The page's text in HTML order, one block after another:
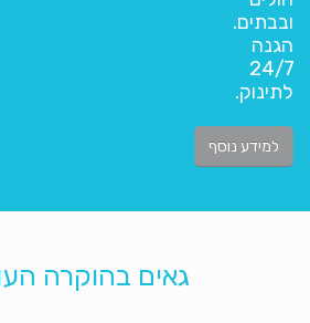
ובבתים.
הגנה
24/7
לתינוק.
למידע נוסף
גאים בהוקרה